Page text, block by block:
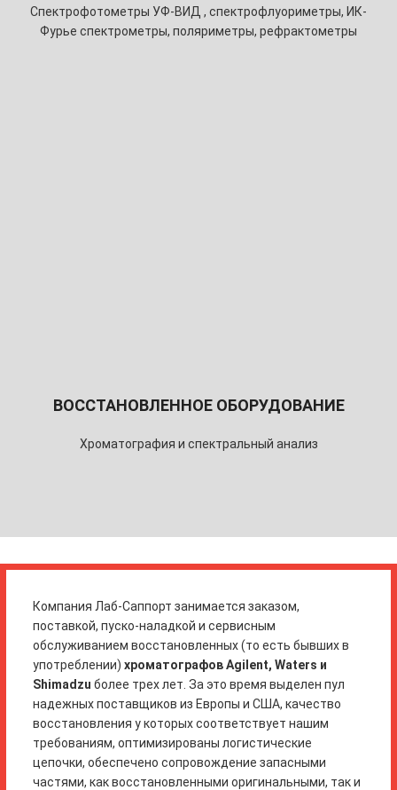
Спектрофотометры УФ-ВИД , спектрофлуориметры, ИК-
Фурье спектрометры, поляриметры, рефрактометры
ВОССТАНОВЛЕННОЕ ОБОРУДОВАНИЕ
Хроматография и спектральный анализ
Компания Лаб-Саппорт занимается заказом,
поставкой, пуско-наладкой и сервисным
обслуживанием восстановленных (то есть бывших в
употреблении) хроматографов Agilent, Waters и
Shimadzu более трех лет. За это время выделен пул
надежных поставщиков из Европы и США, качество
восстановления у которых соответствует нашим
требованиям, оптимизированы логистические
цепочки, обеспечено сопровождение запасными
частями, как восстановленными оригинальными, так и